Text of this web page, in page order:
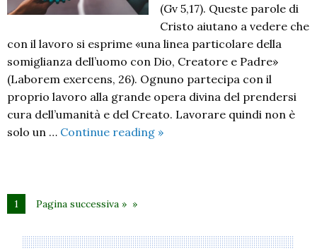
(Gv 5,17). Queste parole di
Cristo aiutano a vedere che
con il lavoro si esprime «una linea particolare della
somiglianza dell’uomo con Dio, Creatore e Padre»
(Laborem exercens, 26). Ognuno partecipa con il
proprio lavoro alla grande opera divina del prendersi
cura dell’umanità e del Creato. Lavorare quindi non è
solo un … Continue reading Il
la
»
1 Pagina successiva »